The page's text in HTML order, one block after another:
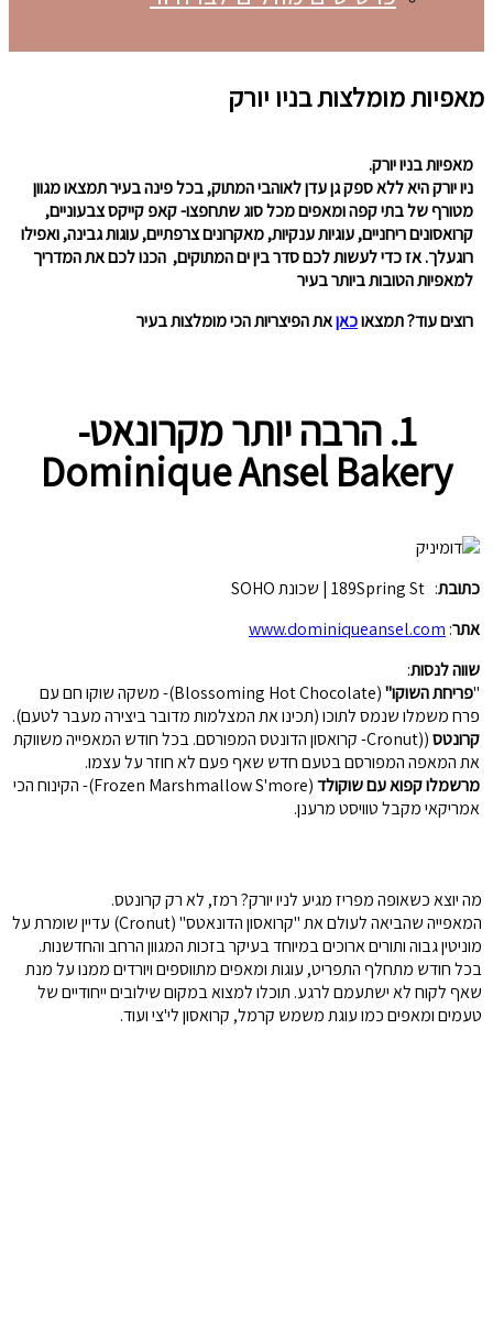
מאפיות מומלצות בניו יורק
מאפיות בניו יורק.
ניו יורק היא ללא ספק גן עדן לאוהבי המתוק, בכל פינה בעיר תמצאו מגוון
מטורף של בתי קפה ומאפים מכל סוג שתחפצו- קאפ קייקס צבעוניים,
קרואסונים ריחניים, עוגיות ענקיות, מאקרונים צרפתיים, עוגות גבינה, ואפילו
רוגעלך. אז כדי לעשות לכם סדר בין ים המתוקים, הכנו לכם את המדריך
למאפיות הטובות ביותר בעיר
רוצים עוד? תמצאוכאןאת הפיצריות הכי מומלצות בעיר
1. הרבה יותר מקרונאט-
Dominique Ansel Bakery
כתובת: 189Spring St | שכונת SOHO
אתר:
www.dominiqueansel.com
שווה לנסות:
"פריחת השוקו"
(Blossoming Hot Chocolate)- משקה שוקו חם עם
פרח משמלו שנמס לתוכו (תכינו את המצלמות מדובר ביצירה מעבר לטעם).
קרונטס
((Cronut- קרואסון הדונטס המפורסם. בכל חודש המאפייה משווקת
את המאפה המפורסם בטעם חדש שאף פעם לא חוזר על עצמו.
מרשמלו קפוא עם שוקולד
(Frozen Marshmallow S'more)- הקינוח הכי
אמריקאי מקבל טוויסט מרענן.
מה יוצא כשאופה מפריז מגיע לניו יורק? רמז, לא רק קרונטס.
המאפייה שהביאה לעולם את "קרואסון הדונאטס" (Cronut) עדיין שומרת על
מוניטין גבוה ותורים ארוכים במיוחד בעיקר בזכות המגוון הרחב והחדשנות.
בכל חודש מתחלף התפריט, עוגות ומאפים מתווספים ויורדים ממנו על מנת
שאף לקוח לא ישתעמם לרגע. תוכלו למצוא במקום שילובים ייחודיים של
טעמים ומאפים כמו עוגת משמש קרמל, קרואסון לי'צי ועוד.